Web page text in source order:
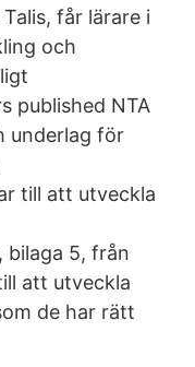
får lärare i
och
published NTA
underlag för
till att utveckla
bilaga 5, från
att utveckla
de har rätt